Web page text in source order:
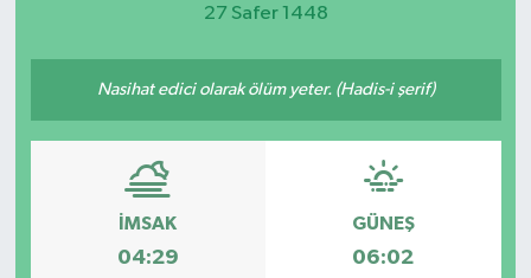
27 Safer 1448
Nasihat edici olarak ölüm yeter. (Hadis-i şerif)
İMSAK
04:29
GÜNEŞ
06:02